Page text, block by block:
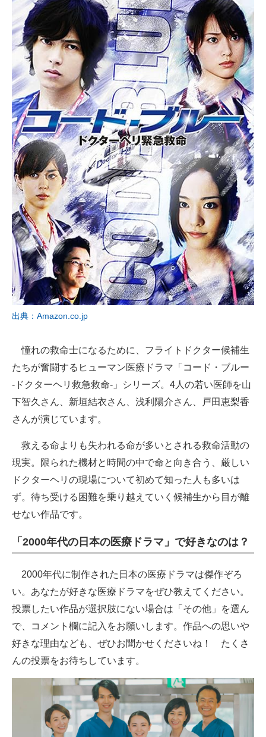
出典：Amazon.co.jp
憧れの救命士になるために、フライトドクター候補生
たちが奮闘するヒューマン医療ドラマ「コード・ブルー
-ドクターヘリ救急救命-」シリーズ。4人の若い医師を山
下智久さん、新垣結衣さん、浅利陽介さん、戸田恵梨香
さんが演じています。
救える命よりも失われる命が多いとされる救命活動の
現実。限られた機材と時間の中で命と向き合う、厳しい
ドクターヘリの現場について初めて知った人も多いは
ず。待ち受ける困難を乗り越えていく候補生から目が離
せない作品です。
「2000年代の日本の医療ドラマ」で好きなのは？
2000年代に制作された日本の医療ドラマは傑作ぞろ
い。あなたが好きな医療ドラマをぜひ教えてください。
投票したい作品が選択肢にない場合は「その他」を選ん
で、コメント欄に記入をお願いします。作品への思いや
好きな理由なども、ぜひお聞かせくださいね！ たくさ
んの投票をお待ちしています。